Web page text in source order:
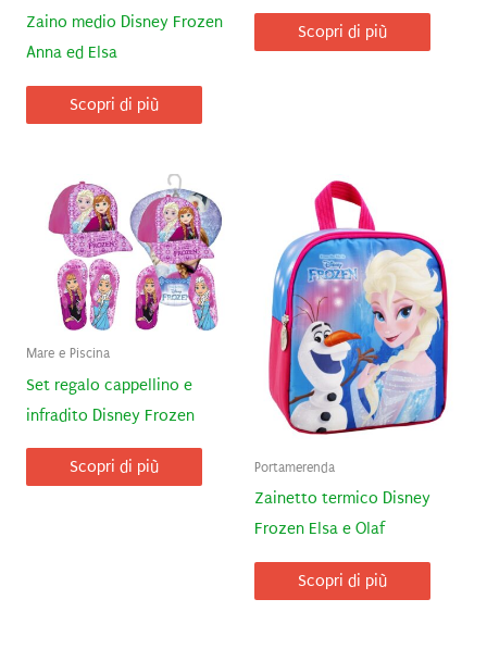
Zaino medio Disney Frozen
Anna ed Elsa
Scopri di più
Scopri di più
Mare e Piscina
Set regalo cappellino e
infradito Disney Frozen
Scopri di più Portamerenda
Zainetto termico Disney
Frozen Elsa e Olaf
Scopri di più